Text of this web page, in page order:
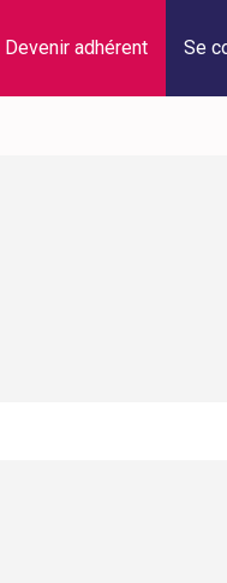
Devenir adhérent Se